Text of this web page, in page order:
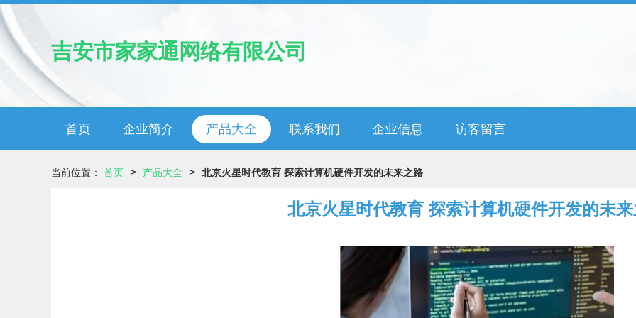
吉安市家家通网络有限公司
首页 企业简介 产品大全 联系我们 企业信息 访客留言
当前位置： 首页 > 产品大全 > 北京火星时代教育 探索计算机硬件开发的未来之路
北京火星时代教育 探索计算机硬件开发的未